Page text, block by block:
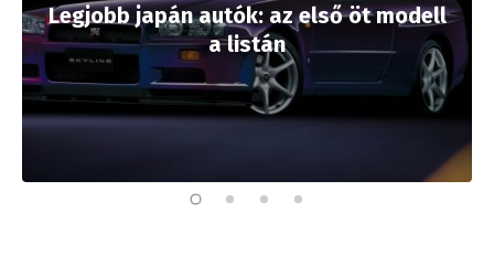
Legjobb japán autók: az első öt modell
a listán